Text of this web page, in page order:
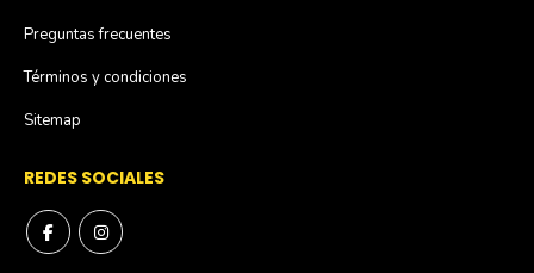
Preguntas frecuentes
Términos y condiciones
Sitemap
REDES SOCIALES